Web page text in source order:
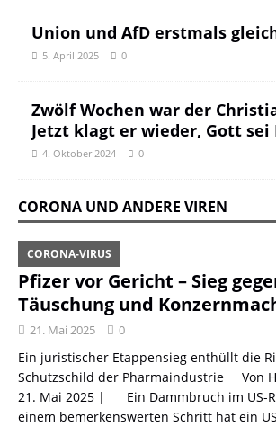
Union und AfD erstmals
5. April 2025 0
Zwölf Wochen war der
Jetzt klagt er wieder, Gott sei
4. Oktober 2024 0
CORONA UND ANDERE VIREN
Pfizer vor Gericht – Sieg
Täuschung und
CORONA-VIRUS
21. Mai 2025 0
Ein juristischer Etappensieg enthüllt die
Schutzschild der Pharmaindustrie Von
21. Mai 2025 | Ein Dammbruch im US-
einem bemerkenswerten Schritt hat ein